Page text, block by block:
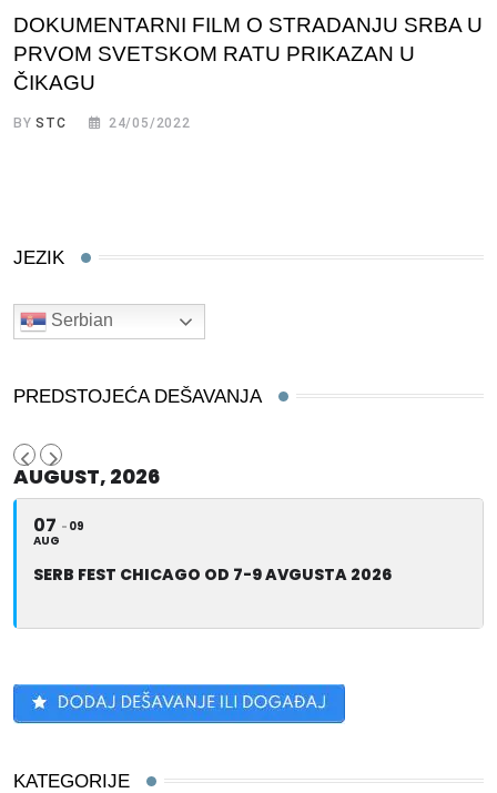
DOKUMENTARNI FILM O STRADANJU SRBA U
PRVOM SVETSKOM RATU PRIKAZAN U
ČIKAGU
BYSTC 24/05/2022
JEZIK
Serbian
PREDSTOJEĆA DEŠAVANJA
AUGUST, 2026
07
AUG
09
SERB FEST CHICAGO OD 7-9 AVGUSTA 2026
KATEGORIJE